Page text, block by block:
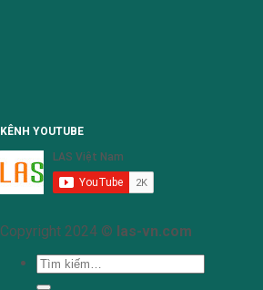
KÊNH YOUTUBE
Copyright 2024 © las-vn.com
Tìm
kiếm: